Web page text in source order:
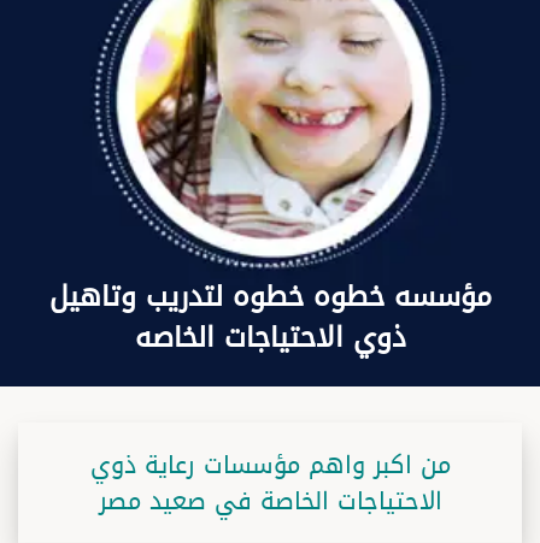
مؤسسه خطوه خطوه لتدريب وتاهيل
ذوي الاحتياجات الخاصه
من اكبر واهم مؤسسات رعاية ذوي
الاحتياجات الخاصة في صعيد مصر